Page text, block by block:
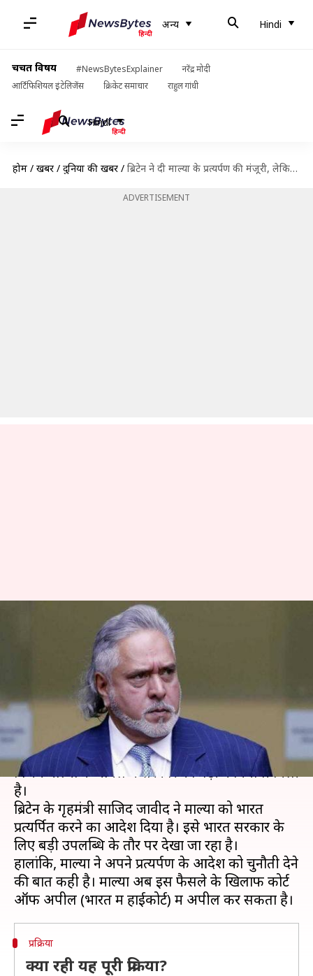
अन्य Hindi
चर्चित विषय #NewsBytesExplainer
नरेंद्र मोदी
आर्टिफिशियल इंटेलिजेंस
क्रिकेट समाचार राहुल गांधी
Hindi
होम / खबरें / दुनिया की खबरें / ब्रिटेन ने दी माल्या के प्रत्यर्पण की मंजूरी, लेकिन भारत लाने में लग सकता है समय
ADVERTISEMENT
ब्रिटेन ने दी माल्या के प्रत्यर्पण की
मंजूरी, लेकिन भारत लाने में लग
सकता है समय
Feb 05, 2019 10:56 am
क्या है खबर?
करोड़ों रुपये का कर्ज लेकर ब्रिटेन भागे शराब कारोबारी
विजय माल्या के मामले में सरकार को बड़ी कामयाबी मिली
है।
ब्रिटेन के गृहमंत्री साजिद जावीद ने माल्या को भारत
प्रत्यर्पित करने का आदेश दिया है। इसे भारत सरकार के
लिए बड़ी उपलब्धि के तौर पर देखा जा रहा है।
हालांकि, माल्या ने अपने प्रत्यर्पण के आदेश को चुनौती देने
की बात कही है। माल्या अब इस फैसले के खिलाफ कोर्ट
प्रक्रिया
क्या रही यह पूरी प्रक्रिया?